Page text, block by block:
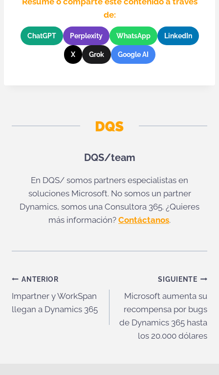
de:
ChatGPT Perplexity WhatsApp LinkedIn
X Grok Google AI
DQS/team
En DQS/ somos partners especialistas en
soluciones Microsoft. No somos un partner
Dynamics, somos una Consultora 365. ¿Quieres
más información? Contáctanos.
Navegación
de
ANTERIOR
Impartner y WorkSpan
llegan a Dynamics 365
SIGUIENTE
Microsoft aumenta su
recompensa por bugs
de Dynamics 365 hasta
los 20.000 dólares